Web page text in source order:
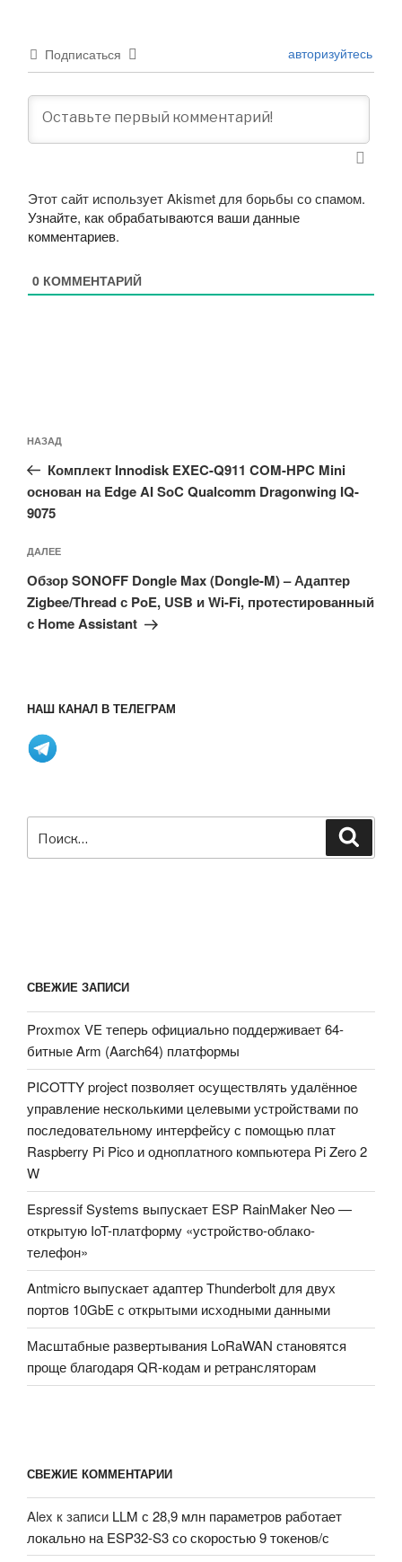
Подписаться авторизуйтесь
Этот сайт использует Akismet для борьбы со спамом.
Узнайте, как обрабатываются ваши данные
комментариев.
0 КОММЕНТАРИЙ
по
записям
Предыдущая
запись:
НАЗАД
Комплект Innodisk EXEC-Q911 COM-HPC Mini
основан на Edge AI SoC Qualcomm Dragonwing IQ-
9075
Следующая
запись
ДАЛЕЕ
Обзор SONOFF Dongle Max (Dongle-M) – Адаптер
Zigbee/Thread с PoE, USB и Wi-Fi, протестированный
с Home Assistant
НАШ КАНАЛ В ТЕЛЕГРАМ
СВЕЖИЕ ЗАПИСИ
Proxmox VE теперь официально поддерживает 64-
битные Arm (Aarch64) платформы
PICOTTY project позволяет осуществлять удалённое
управление несколькими целевыми устройствами по
последовательному интерфейсу с помощью плат
Raspberry Pi Pico и одноплатного компьютера Pi Zero 2
W
Espressif Systems выпускает ESP RainMaker Neo —
открытую IoT-платформу «устройство-облако-
телефон»
Antmicro выпускает адаптер Thunderbolt для двух
портов 10GbE с открытыми исходными данными
Масштабные развертывания LoRaWAN становятся
проще благодаря QR-кодам и ретрансляторам
СВЕЖИЕ КОММЕНТАРИИ
Alex к записи LLM с 28,9 млн параметров работает
локально на ESP32-S3 со скоростью 9 токенов/с